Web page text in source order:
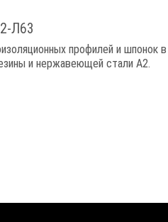
Л63
профилей и шпонок
и нержавеющей стали A2.